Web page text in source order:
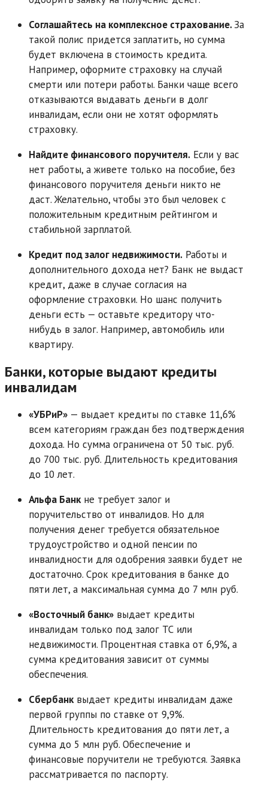
Соглашайтесь на комплексное страхование.За
такой полис придется заплатить, но сумма
будет включена в стоимость кредита.
Например, оформите страховку на случай
смерти или потери работы. Банки чаще всего
отказываются выдавать деньги в долг
инвалидам, если они не хотят оформлять
страховку.
Найдите финансового поручителя. Если у вас
нет работы, а живете только на пособие, без
финансового поручителя деньги никто не
даст. Желательно, чтобы это был человек с
положительным кредитным рейтингом и
стабильной зарплатой.
Кредит под залог недвижимости. Работы и
дополнительного дохода нет? Банк не выдаст
кредит, даже в случае согласия на
оформление страховки. Но шанс получить
деньги есть — оставьте кредитору что-
нибудь в залог. Например, автомобиль или
квартиру.
Банки, которые выдают кредиты
инвалидам
«УБРиР» — выдает кредиты по ставке 11,6%
всем категориям граждан без подтверждения
дохода. Но сумма ограничена от 50 тыс. руб.
до 700 тыс. руб. Длительность кредитования
до 10 лет.
Альфа Банкне требует залог и
поручительство от инвалидов. Но для
получения денег требуется обязательное
трудоустройство и одной пенсии по
инвалидности для одобрения заявки будет не
достаточно. Срок кредитования в банке до
пяти лет, а максимальная сумма до 7 млн руб.
«Восточный банк» выдает кредиты
инвалидам только под залог ТС или
недвижимости. Процентная ставка от 6,9%, а
сумма кредитования зависит от суммы
обеспечения.
Сбербанквыдает кредиты инвалидам даже
первой группы по ставке от 9,9%.
Длительность кредитования до пяти лет, а
сумма до 5 млн руб. Обеспечение и
финансовые поручители не требуются. Заявка
рассматривается по паспорту.